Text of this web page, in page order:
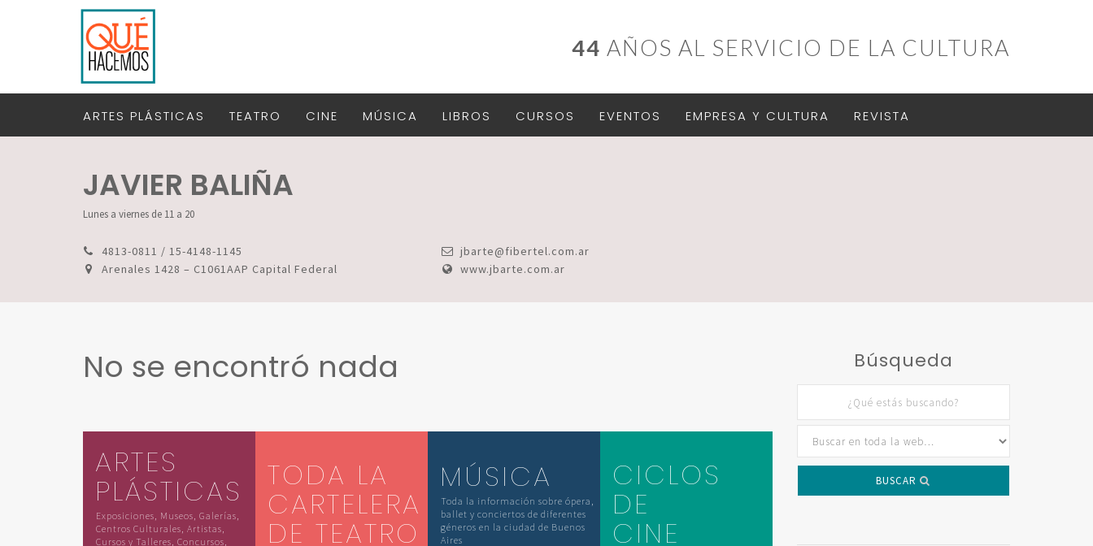
44 AÑOS AL SERVICIO DE LA CULTURA
ARTES PLÁSTICAS TEATRO CINE MÚSICA LIBROS CURSOS EVENTOS EMPRESA Y CULTURA REVISTA
JAVIER BALIÑA
Lunes a viernes de 11 a 20
4813-0811 / 15-4148-1145
jbarte@fibertel.com.ar
Arenales 1428 – C1061AAP Capital Federal
www.jbarte.com.ar
No se encontró nada
ARTES
PLÁSTICAS
Exposiciones, Museos, Galerías,
Centros Culturales, Artistas,
Cursos y Talleres, Concursos,
TODA LA
CARTELERA
DE TEATRO
MÚSICA
Toda la información sobre ópera,
ballet y conciertos de diferentes
géneros en la ciudad de Buenos
Aires
CICLOS
DE
CINE
Búsqueda
BUSCAR